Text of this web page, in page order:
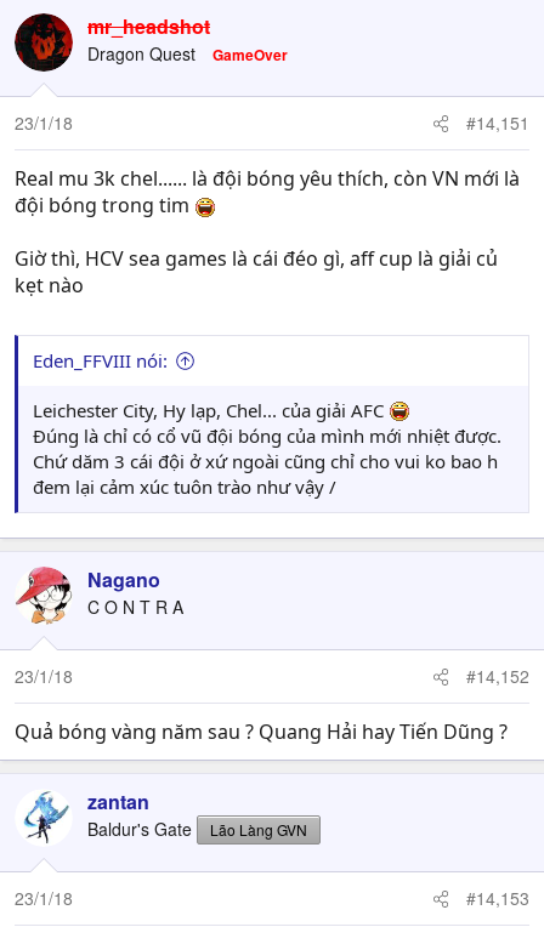
c
t
i
o
n
mr_headshot
Dragon Quest GameOver
23/1/18 #14,151
Real mu 3k chel...... là đội bóng yêu thích, còn VN mới là
đội bóng trong tim
Giờ thì, HCV sea games là cái đéo gì, aff cup là giải củ
kẹt nào
Eden_FFVIII nói:
Leichester City, Hy lạp, Chel... của giải AFC
Đúng là chỉ có cổ vũ đội bóng của mình mới nhiệt được.
Chứ dăm 3 cái đội ở xứ ngoài cũng chỉ cho vui ko bao h
đem lại cảm xúc tuôn trào như vậy /
Nagano
C O N T R A
23/1/18 #14,152
Quả bóng vàng năm sau ? Quang Hải hay Tiến Dũng ?
zantan
Baldur's Gate Lão Làng GVN
23/1/18 #14,153